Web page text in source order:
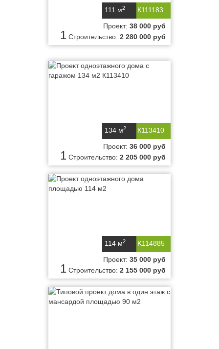
К111183
111 м2
1
Проект: 38 000 руб
Строительство: 2 280 000 руб
К113410
134 м2
1
Проект: 36 000 руб
Строительство: 2 205 000 руб
K114885
114 м2
1
Проект: 35 000 руб
Строительство: 2 155 000 руб